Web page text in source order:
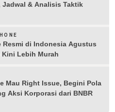
Jadwal & Analisis Taktik
Resmi di Indonesia Agustus
Kini Lebih Murah
Mau Right Issue, Begini Pola
Aksi Korporasi dari BNBR